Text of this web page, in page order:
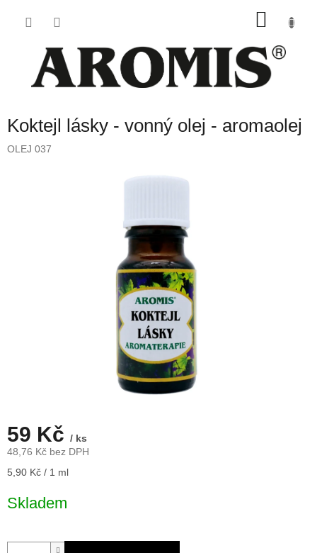
Koktejl lásky - vonný olej - aromaolej
OLEJ 037
59 Kč / ks
48,76 Kč bez DPH
Měrná
5,90 Kč / 1 ml
Skladem